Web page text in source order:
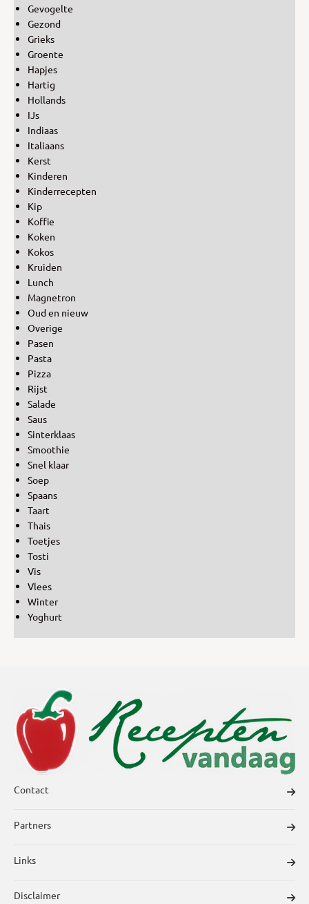
Gevogelte
Gezond
Grieks
Groente
Hapjes
Hartig
Hollands
IJs
Indiaas
Italiaans
Kerst
Kinderen
Kinderrecepten
Kip
Koffie
Koken
Kokos
Kruiden
Lunch
Magnetron
Oud en nieuw
Overige
Pasen
Pasta
Pizza
Rijst
Salade
Saus
Sinterklaas
Smoothie
Snel klaar
Soep
Spaans
Taart
Thais
Toetjes
Tosti
Vis
Vlees
Winter
Yoghurt
Contact
Partners
Links
Disclaimer